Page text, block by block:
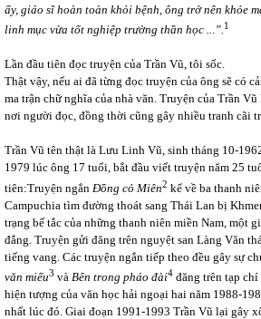
ấy, giáo sĩ hoàn toàn khỏi bệnh, ông trở nên khỏe
linh mục vừa tốt nghiệp trường thần học ...”.1
Lần đầu tiên đọc truyện của Trần Vũ, tôi sốc.
Thật vậy, nếu ai đã từng đọc truyện của ông sẽ có
ma trận chữ nghĩa của nhà văn. Truyện của Trần
nơi người đọc, đồng thời cũng gây nhiều tranh cãi
Trần Vũ tên thật là Lưu Linh Vũ, sinh tháng 10-
1979 lúc ông 17 tuổi, bắt đầu viết truyện năm 25
tiên:Truyện ngắn Đồng cỏ Miên2 kể về ba thanh
Campuchia tìm đường thoát sang Thái Lan bị
trạng bế tắc của những thanh niên miền Nam, một
đắng. Truyện gửi đăng trên nguyệt san Làng Văn
tiếng vang. Các truyện ngắn tiếp theo đều gây sự
văn miếu3 và Bên trong pháo đài4 đăng trên tạp
hiện tượng của văn học hải ngoại hai năm 1988-
nhất lúc đó. Giai đoạn 1991-1993 Trần Vũ lại gây